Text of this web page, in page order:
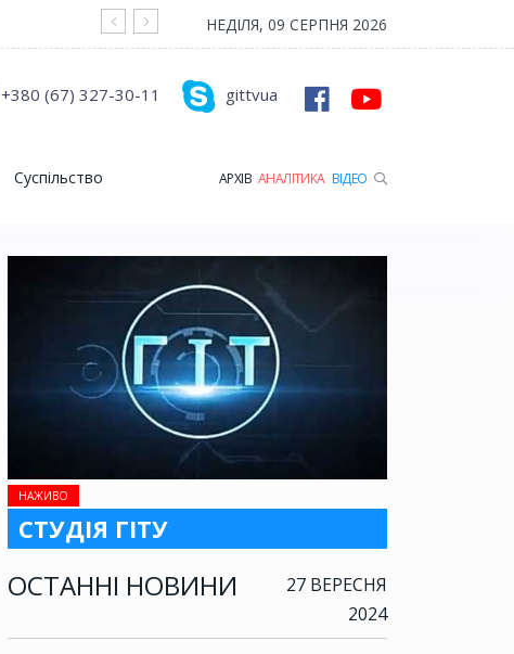
На війні загинув Герой з Рожищенської
НЕДІЛЯ, 09 СЕРПНЯ 2026
gittvua
+380 (67) 327-30-11
Суспільство АРХІВ АНАЛІТИКА ВІДЕО
НАЖИВО
СТУДІЯ ГІТУ
ОСТАННІ НОВИНИ
27 ВЕРЕСНЯ
2024